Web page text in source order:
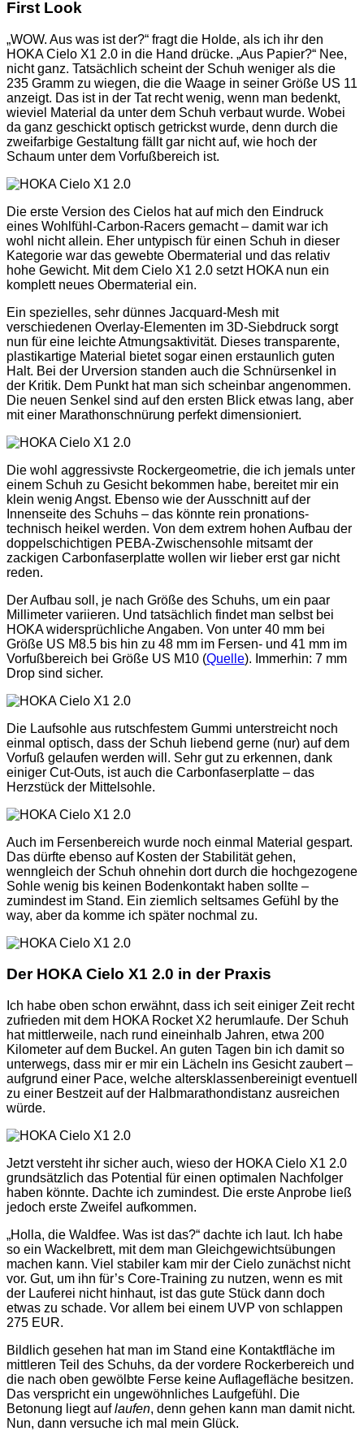
First Look
„WOW. Aus was ist der?“ fragt die Holde, als ich ihr den
HOKA Cielo X1 2.0 in die Hand drücke. „Aus Papier?“ Nee,
nicht ganz. Tatsächlich scheint der Schuh weniger als die
235 Gramm zu wiegen, die die Waage in seiner Größe US 11
anzeigt. Das ist in der Tat recht wenig, wenn man bedenkt,
wieviel Material da unter dem Schuh verbaut wurde. Wobei
da ganz geschickt optisch getrickst wurde, denn durch die
zweifarbige Gestaltung fällt gar nicht auf, wie hoch der
Schaum unter dem Vorfußbereich ist.
Die erste Version des Cielos hat auf mich den Eindruck
eines Wohlfühl-Carbon-Racers gemacht – damit war ich
wohl nicht allein. Eher untypisch für einen Schuh in dieser
Kategorie war das gewebte Obermaterial und das relativ
hohe Gewicht. Mit dem Cielo X1 2.0 setzt HOKA nun ein
komplett neues Obermaterial ein.
Ein spezielles, sehr dünnes Jacquard-Mesh mit
verschiedenen Overlay-Elementen im 3D-Siebdruck sorgt
nun für eine leichte Atmungsaktivität. Dieses transparente,
plastikartige Material bietet sogar einen erstaunlich guten
Halt. Bei der Urversion standen auch die Schnürsenkel in
der Kritik. Dem Punkt hat man sich scheinbar angenommen.
Die neuen Senkel sind auf den ersten Blick etwas lang, aber
mit einer Marathonschnürung perfekt dimensioniert.
Die wohl aggressivste Rockergeometrie, die ich jemals unter
einem Schuh zu Gesicht bekommen habe, bereitet mir ein
klein wenig Angst. Ebenso wie der Ausschnitt auf der
Innenseite des Schuhs – das könnte rein pronations-
technisch heikel werden. Von dem extrem hohen Aufbau der
doppelschichtigen PEBA-Zwischensohle mitsamt der
zackigen Carbonfaserplatte wollen wir lieber erst gar nicht
reden.
Der Aufbau soll, je nach Größe des Schuhs, um ein paar
Millimeter variieren. Und tatsächlich findet man selbst bei
HOKA widersprüchliche Angaben. Von unter 40 mm bei
Größe US M8.5 bis hin zu 48 mm im Fersen- und 41 mm im
Vorfußbereich bei Größe US M10 (Quelle). Immerhin: 7 mm
Drop sind sicher.
Die Laufsohle aus rutschfestem Gummi unterstreicht noch
einmal optisch, dass der Schuh liebend gerne (nur) auf dem
Vorfuß gelaufen werden will. Sehr gut zu erkennen, dank
einiger Cut-Outs, ist auch die Carbonfaserplatte – das
Herzstück der Mittelsohle.
Auch im Fersenbereich wurde noch einmal Material gespart.
Das dürfte ebenso auf Kosten der Stabilität gehen,
wenngleich der Schuh ohnehin dort durch die hochgezogene
Sohle wenig bis keinen Bodenkontakt haben sollte –
zumindest im Stand. Ein ziemlich seltsames Gefühl by the
way, aber da komme ich später nochmal zu.
Der HOKA Cielo X1 2.0 in der Praxis
Ich habe oben schon erwähnt, dass ich seit einiger Zeit recht
zufrieden mit dem HOKA Rocket X2 herumlaufe. Der Schuh
hat mittlerweile, nach rund eineinhalb Jahren, etwa 200
Kilometer auf dem Buckel. An guten Tagen bin ich damit so
unterwegs, dass mir er mir ein Lächeln ins Gesicht zaubert –
aufgrund einer Pace, welche altersklassenbereinigt eventuell
zu einer Bestzeit auf der Halbmarathondistanz ausreichen
würde.
Jetzt versteht ihr sicher auch, wieso der HOKA Cielo X1 2.0
grundsätzlich das Potential für einen optimalen Nachfolger
haben könnte. Dachte ich zumindest. Die erste Anprobe ließ
jedoch erste Zweifel aufkommen.
„Holla, die Waldfee. Was ist das?“ dachte ich laut. Ich habe
so ein Wackelbrett, mit dem man Gleichgewichtsübungen
machen kann. Viel stabiler kam mir der Cielo zunächst nicht
vor. Gut, um ihn für’s Core-Training zu nutzen, wenn es mit
der Lauferei nicht hinhaut, ist das gute Stück dann doch
etwas zu schade. Vor allem bei einem UVP von schlappen
275 EUR.
Bildlich gesehen hat man im Stand eine Kontaktfläche im
mittleren Teil des Schuhs, da der vordere Rockerbereich und
die nach oben gewölbte Ferse keine Auflagefläche besitzen.
Das verspricht ein ungewöhnliches Laufgefühl. Die
Betonung liegt auflaufen, denn gehen kann man damit nicht.
Nun, dann versuche ich mal mein Glück.